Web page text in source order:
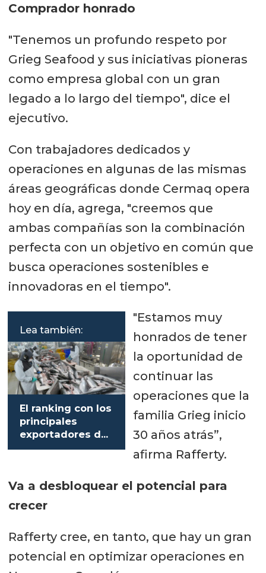
Comprador honrado
"Tenemos un profundo respeto por
Grieg Seafood y sus iniciativas pioneras
como empresa global con un gran
legado a lo largo del tiempo", dice el
ejecutivo.
Con trabajadores dedicados y
operaciones en algunas de las mismas
áreas geográficas donde Cermaq opera
hoy en día, agrega, "creemos que
ambas compañías son la combinación
perfecta con un objetivo en común que
busca operaciones sostenibles e
innovadoras en el tiempo".
Lea también:
El ranking con los
principales
exportadores de
salmón chileno
"Estamos muy
honrados de tener
la oportunidad de
continuar las
operaciones que la
familia Grieg inicio
30 años atrás”,
afirma Rafferty.
Va a desbloquear el potencial para
crecer
Rafferty cree, en tanto, que hay un gran
potencial en optimizar operaciones en